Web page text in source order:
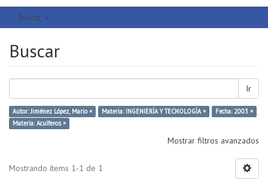
Buscar
Buscar
Ir
Autor: Jiménez López, Mario × Materia: INGENIERÍA Y TECNOLOGÍA ×
Fecha: 2003 ×
Materia: Acuíferos ×
Mostrar filtros avanzados
Mostrando ítems 1-1 de 1